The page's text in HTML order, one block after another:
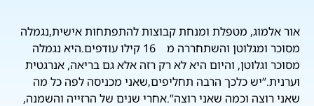
אור אלמוג, מטפלת ומנחת קבוצות להתפתחות אישית,נגמלה
מסוכר ומגלוטן והשתחררה מ 16 קילו עודפים.היא נגמלה
מסוכר וגלוטן, והיום היא לא רק רזה אלא גם בריאה, אנרגטית
וערנית.”יש כלכך הרבה תחליפים,שאני מכניסה לפה כל מה
שאני רוצה וכמה שאני רוצה”.אחרי שנים של הרזייה והשמנה,